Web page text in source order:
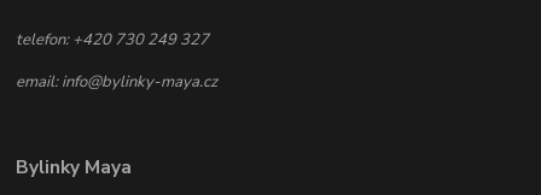
telefon: +420 730 249 327
email: info@bylinky-maya.cz
Bylinky Maya